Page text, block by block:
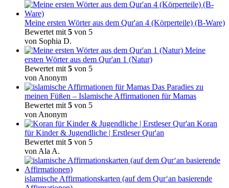
Meine ersten Wörter aus dem Qur'an 4 (Körperteile) (B-Ware)
Bewertet mit 5 von 5
von Sophia D.
Meine
ersten Wörter aus dem Qur'an 1 (Natur)
Bewertet mit 5 von 5
von Anonym
Das Paradies zu
meinen Füßen – Islamische Affirmationen für Mamas
Bewertet mit 5 von 5
von Anonym
Koran
für Kinder & Jugendliche | Erstleser Qur'an
Bewertet mit 5 von 5
von Ala A.
islamische Affirmationskarten (auf dem Qur‘an basierende